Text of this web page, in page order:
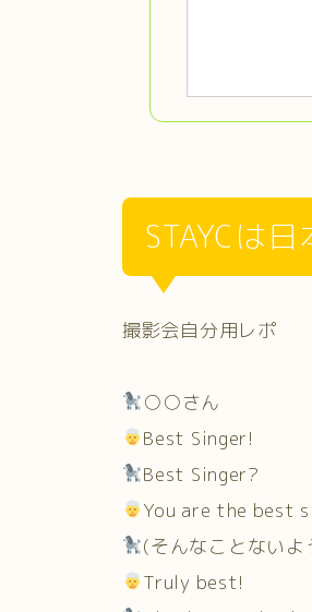
STAYCは
撮影会自分用レポ
○○さん
Best Singer!
Best Singer?
You are the best
(そんなことない
Truly best!